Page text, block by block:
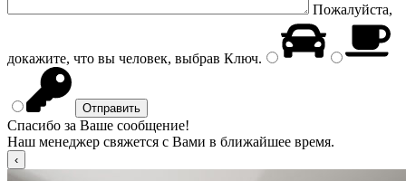
Пожалуйста,
докажите, что вы человек, выбрав Ключ.
Спасибо за Ваше сообщение!
Наш менеджер свяжется с Вами в ближайшее время.